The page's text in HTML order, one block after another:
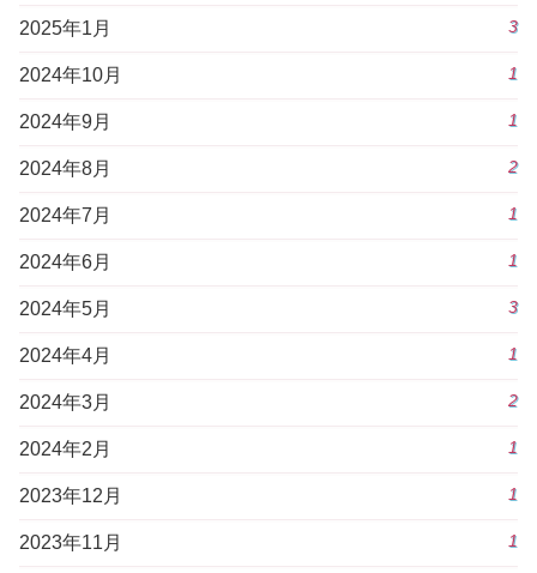
2025年1月 3
2024年10月 1
2024年9月 1
2024年8月 2
2024年7月 1
2024年6月 1
2024年5月 3
2024年4月 1
2024年3月 2
2024年2月 1
2023年12月 1
2023年11月 1